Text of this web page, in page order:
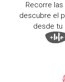
Recorre
descubre el
desde tu